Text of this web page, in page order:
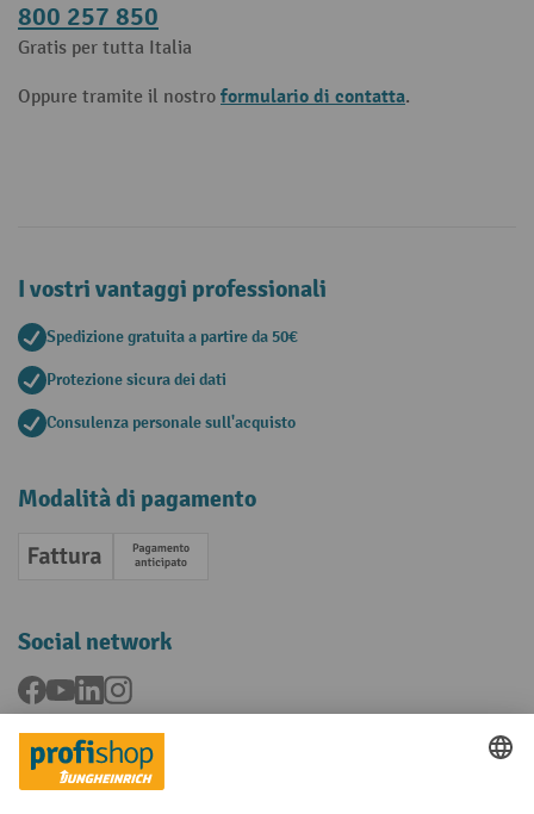
800 257 850
Gratis per tutta Italia
Oppure tramite il nostro formulario di contatta.
I vostri vantaggi professionali
Spedizione gratuita a partire da 50€
Protezione sicura dei dati
Consulenza personale sull'acquisto
Modalità di pagamento
Fattura Pagamento anticipato
Social network
Facebook
YouTubeLinkedInInstagram